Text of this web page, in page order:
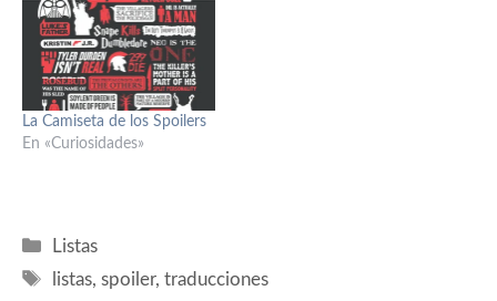
La Camiseta de los Spoilers
En «Curiosidades»
Categorías
Listas
Etiquetas
listas,spoiler,traducciones